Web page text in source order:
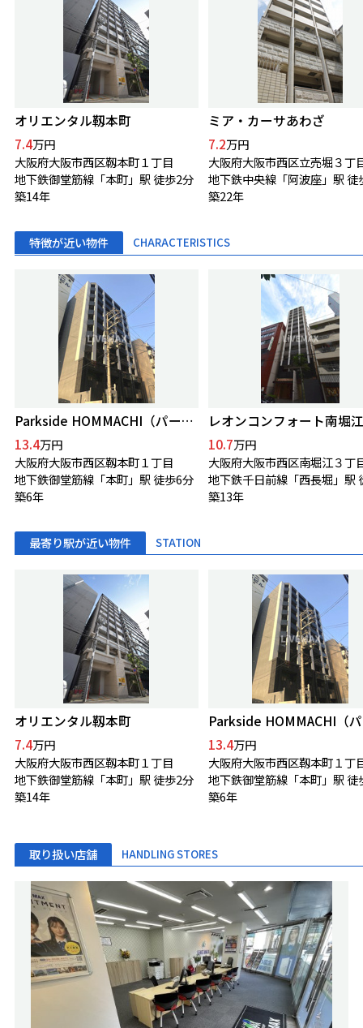
オリエンタル靱本町
7.4万円
大阪府大阪市西区靱本町１丁目
地下鉄御堂筋線「本町」駅 徒歩2分
築14年
ミア・カーサあわざ
7.2万円
大阪府大阪市西区立売堀３丁
地下鉄中央線「阿波座」駅 徒
築22年
特徴が近い物件 CHARACTERISTICS
Parkside HOMMACHI（パークサイド本町）
13.4万円
大阪府大阪市西区靱本町１丁目
地下鉄御堂筋線「本町」駅 徒歩6分
築6年
レオンコンフォート南堀江
10.7万円
大阪府大阪市西区南堀江３丁
築13年
最寄り駅が近い物件 STATION
オリエンタル靱本町
7.4万円
大阪府大阪市西区靱本町１丁目
地下鉄御堂筋線「本町」駅 徒歩2分
築14年
13.4万円
大阪府大阪市西区靱本町１丁
地下鉄御堂筋線「本町」駅 徒
築6年
取り扱い店舗 HANDLING STORES